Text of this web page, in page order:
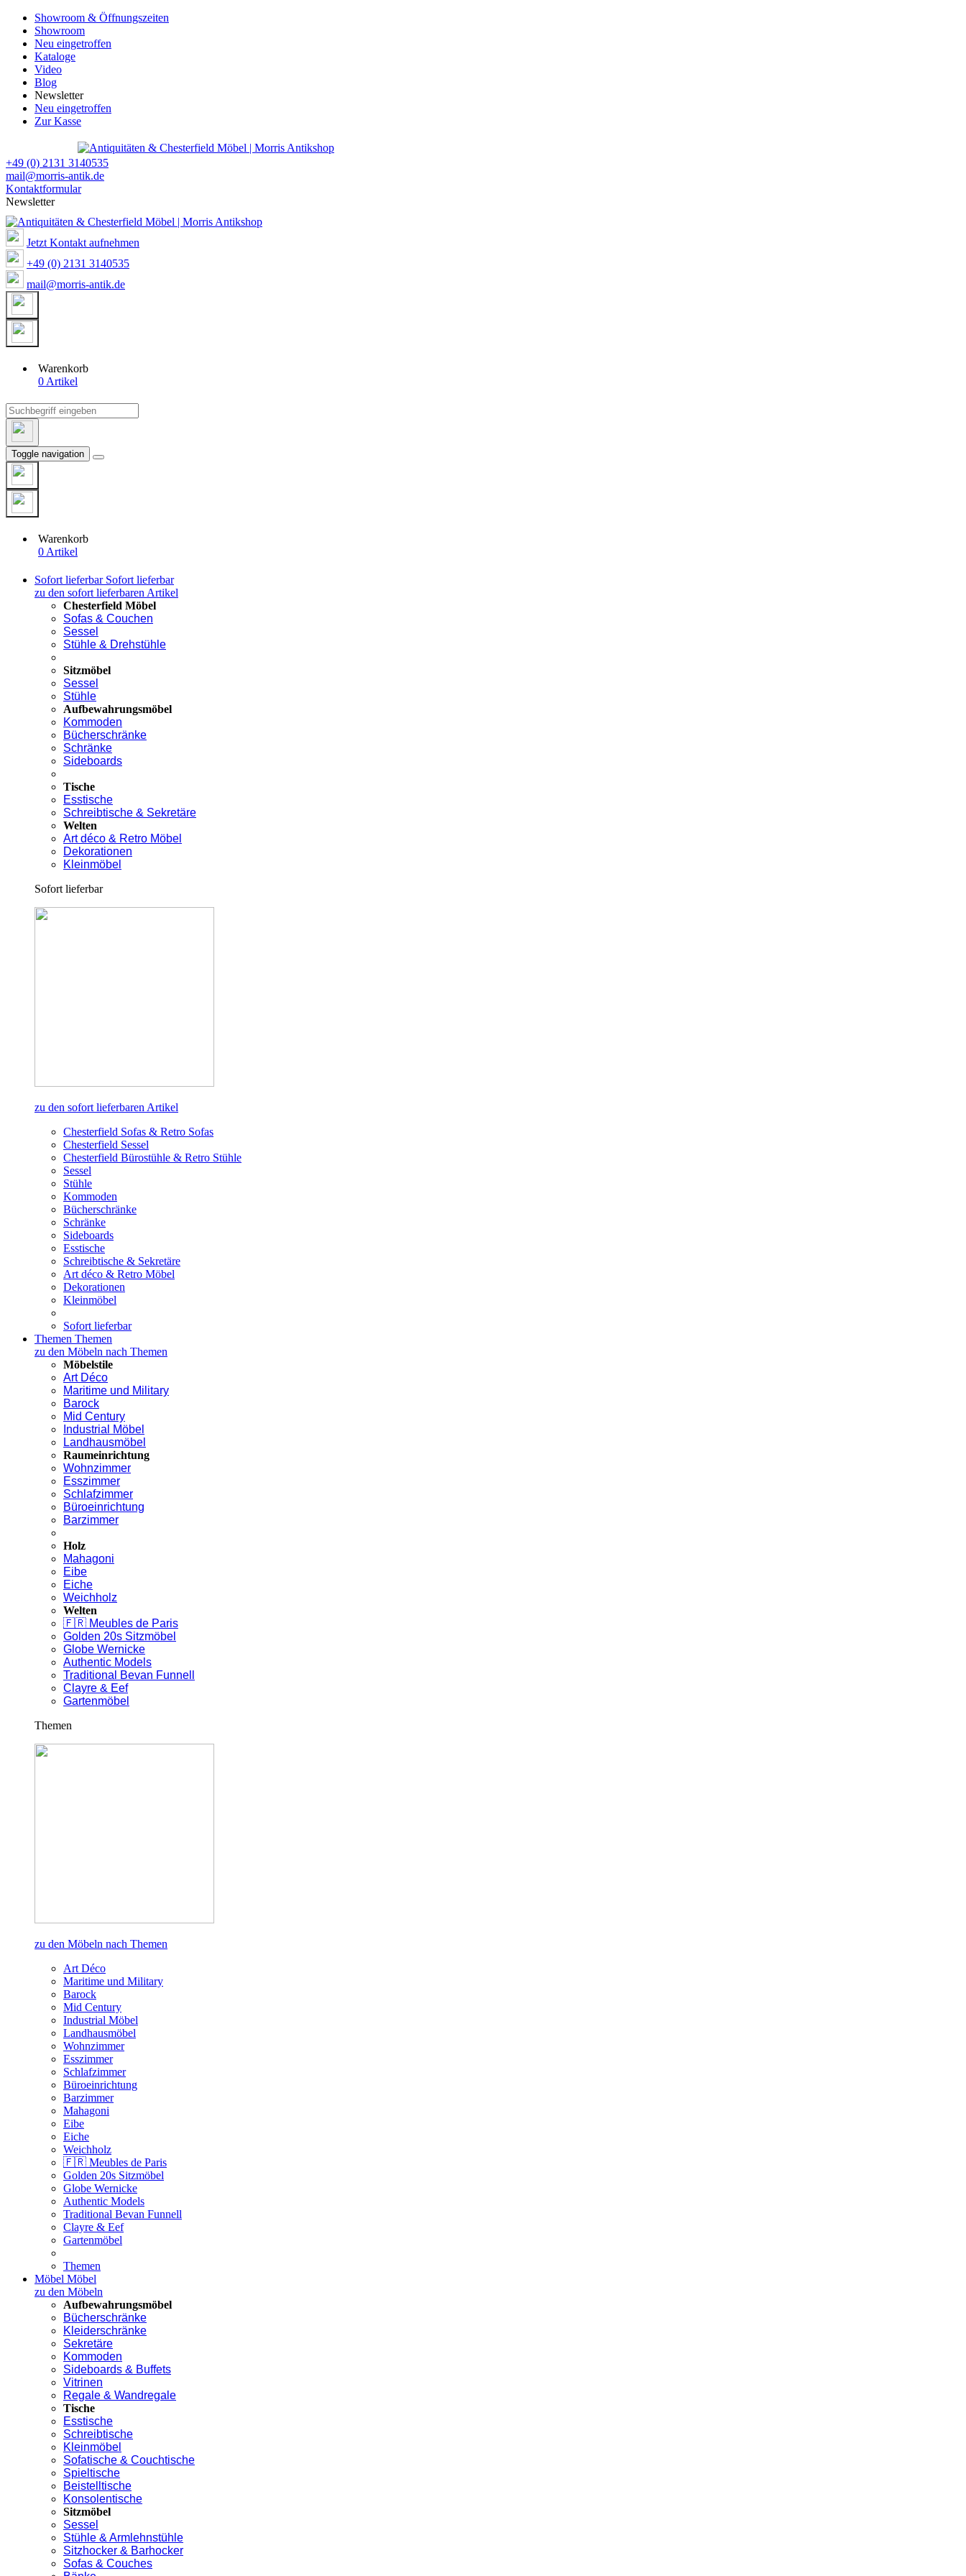
Showroom & Öffnungszeiten
Showroom
Neu eingetroffen
Kataloge
Video
Blog
Newsletter
Neu eingetroffen
Zur Kasse
+49 (0) 2131 3140535
mail@morris-antik.de
Kontaktformular
Newsletter
Jetzt Kontakt aufnehmen
+49 (0) 2131 3140535
mail@morris-antik.de
Warenkorb
0 Artikel
Toggle navigation
Warenkorb
0 Artikel
Sofort lieferbar Sofort lieferbar
zu den sofort lieferbaren Artikel
Chesterfield Möbel
Sofas & Couchen
Sessel
Stühle & Drehstühle
Sitzmöbel
Sessel
Stühle
Aufbewahrungsmöbel
Kommoden
Bücherschränke
Schränke
Sideboards
Tische
Esstische
Schreibtische & Sekretäre
Welten
Art déco & Retro Möbel
Dekorationen
Kleinmöbel
Sofort lieferbar
zu den sofort lieferbaren Artikel
Chesterfield Sofas & Retro Sofas
Chesterfield Sessel
Chesterfield Bürostühle & Retro Stühle
Sessel
Stühle
Kommoden
Bücherschränke
Schränke
Sideboards
Esstische
Schreibtische & Sekretäre
Art déco & Retro Möbel
Dekorationen
Kleinmöbel
Sofort lieferbar
Themen Themen
zu den Möbeln nach Themen
Möbelstile
Art Déco
Maritime und Military
Barock
Mid Century
Industrial Möbel
Landhausmöbel
Raumeinrichtung
Wohnzimmer
Esszimmer
Schlafzimmer
Büroeinrichtung
Barzimmer
Holz
Mahagoni
Eibe
Eiche
Weichholz
Welten
🇫🇷 Meubles de Paris
Golden 20s Sitzmöbel
Globe Wernicke
Authentic Models
Traditional Bevan Funnell
Clayre & Eef
Gartenmöbel
Themen
zu den Möbeln nach Themen
Art Déco
Maritime und Military
Barock
Mid Century
Industrial Möbel
Landhausmöbel
Wohnzimmer
Esszimmer
Schlafzimmer
Büroeinrichtung
Barzimmer
Mahagoni
Eibe
Eiche
Weichholz
🇫🇷 Meubles de Paris
Golden 20s Sitzmöbel
Globe Wernicke
Authentic Models
Traditional Bevan Funnell
Clayre & Eef
Gartenmöbel
Themen
Möbel Möbel
zu den Möbeln
Aufbewahrungsmöbel
Bücherschränke
Kleiderschränke
Sekretäre
Kommoden
Sideboards & Buffets
Vitrinen
Regale & Wandregale
Tische
Esstische
Schreibtische
Kleinmöbel
Sofatische & Couchtische
Spieltische
Beistelltische
Konsolentische
Sitzmöbel
Sessel
Stühle & Armlehnstühle
Sitzhocker & Barhocker
Sofas & Couches